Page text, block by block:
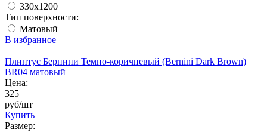
330x1200
Тип поверхности:
Матовый
В избранное
Плинтус Бернини Темно-коричневый (Bernini Dark Brown)
BR04 матовый
Цена:
325
руб/шт
Купить
Размер: